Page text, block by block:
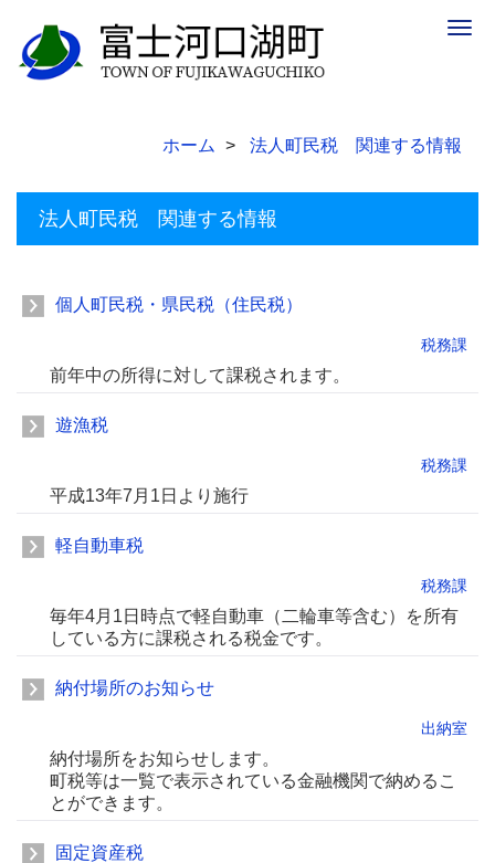
ホーム 法人町民税 関連する情報
法人町民税 関連する情報
個人町民税・県民税（住民税）
税務課
前年中の所得に対して課税されます。
遊漁税
税務課
平成13年7月1日より施行
軽自動車税
税務課
毎年4月1日時点で軽自動車（二輪車等含む）を所有
している方に課税される税金です。
納付場所のお知らせ
出納室
納付場所をお知らせします。
町税等は一覧で表示されている金融機関で納めるこ
とができます。
固定資産税